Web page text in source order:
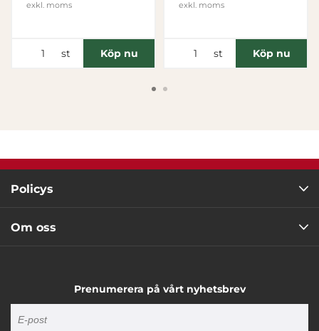
exkl. moms
st Köp nu
exkl. moms
st Köp nu
Policys
Om oss
Prenumerera på vårt nyhetsbrev